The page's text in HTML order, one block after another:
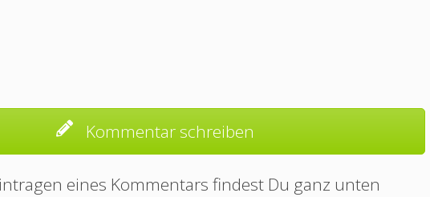
Kommentar schreiben
eines Kommentars findest Du ganz unten